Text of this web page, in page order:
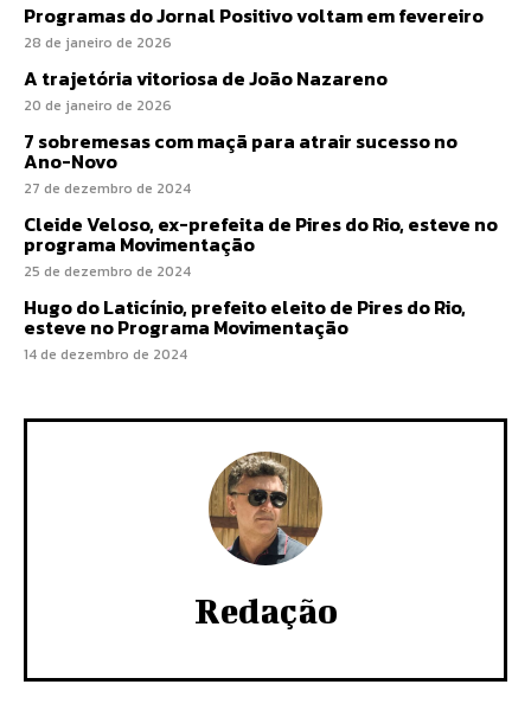
Programas do Jornal Positivo voltam em fevereiro
28 de janeiro de 2026
A trajetória vitoriosa de João Nazareno
20 de janeiro de 2026
7 sobremesas com maçã para atrair sucesso no
Ano-Novo
27 de dezembro de 2024
Cleide Veloso, ex-prefeita de Pires do Rio, esteve no
programa Movimentação
25 de dezembro de 2024
Hugo do Laticínio, prefeito eleito de Pires do Rio,
esteve no Programa Movimentação
14 de dezembro de 2024
Redação